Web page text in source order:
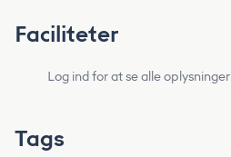
Faciliteter
Log ind for at se alle oplysninger
Tags